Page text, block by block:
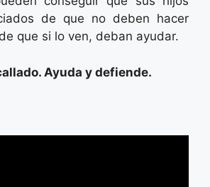
de que no deben hacer
que si lo ven, deban ayudar.
Ayuda y defiende.